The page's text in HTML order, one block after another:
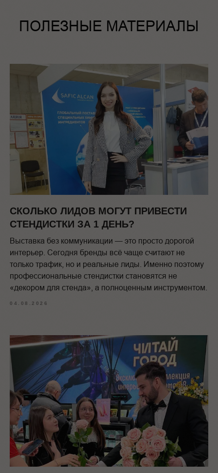
ПОЛЕЗНЫЕ МАТЕРИАЛЫ
СКОЛЬКО ЛИДОВ МОГУТ ПРИВЕСТИ
СТЕНДИСТКИ ЗА 1 ДЕНЬ?
Выставка без коммуникации — это просто дорогой
интерьер. Сегодня бренды всё чаще считают не
только трафик, но и реальные лиды. Именно поэтому
профессиональные стендистки становятся не
«декором для стенда», а полноценным инструментом.
04.08.2026